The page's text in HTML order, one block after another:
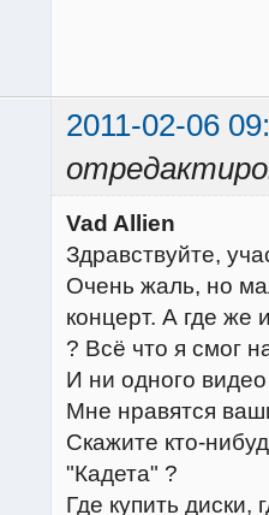
2011-02-06
Vad Allien
Здравствуйте,
Очень жаль, но
концерт. А где же
? Всё что я смог
И ни одного
Мне нравятся
Скажите кто-
"Кадета" ?
Где купить